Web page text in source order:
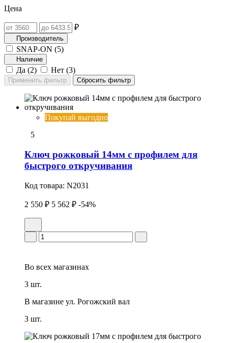
Цена
₽
Производитель
SNAP-ON (5)
Наличие
Да (2) Нет (3)
Покупай выгодно
5
Ключ рожковый 14мм с профилем для
быстрого откручивания
Код товара: N2031
2 550 ₽ 5 562 ₽ -54%
Во всех магазинах
3 шт.
В магазине ул. Рогожский вал
3 шт.